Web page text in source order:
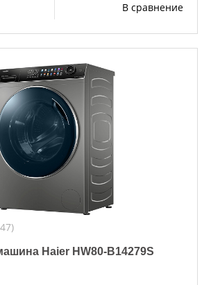
В сравнение
Haier HW80-B14279S